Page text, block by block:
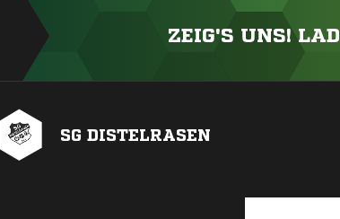
ZEIG'S UNS!
SG DISTELRASEN